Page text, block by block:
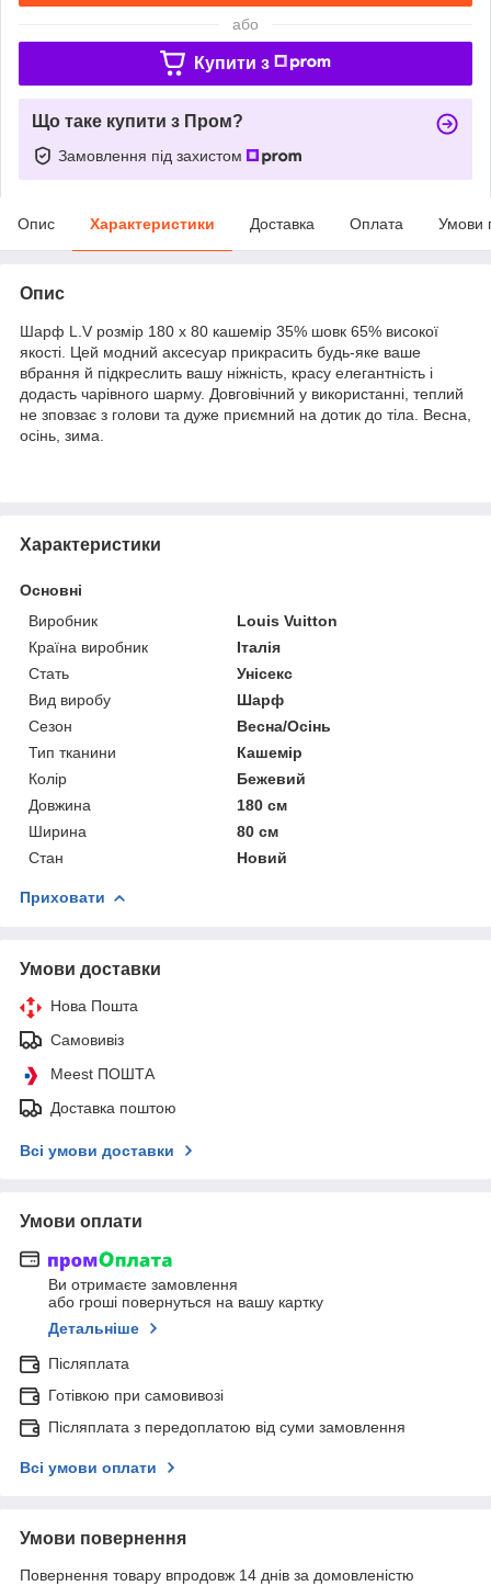
або
Купити з
Що таке купити з Пром?
Замовлення під захистом
Опис Характеристики Доставка Оплата Умови
Опис
Шарф L.V розмір 180 х 80 кашемір 35% шовк 65% високої
якості. Цей модний аксесуар прикрасить будь-яке ваше
вбрання й підкреслить вашу ніжність, красу елегантність і
додасть чарівного шарму. Довговічний у використанні, теплий
не зповзає з голови та дуже приємний на дотик до тіла. Весна,
осінь, зима.
Характеристики
Основні
Виробник
Louis Vuitton
Країна виробник
Італія
Стать
Унісекс
Вид виробу
Шарф
Сезон
Весна/Осінь
Тип тканини
Кашемір
Колір
Бежевий
Довжина
180 см
Ширина
80 см
Стан
Новий
Приховати
Умови доставки
Нова Пошта
Самовивіз
Meest ПОШТА
Доставка поштою
Всі умови доставки
Умови оплати
Ви отримаєте замовлення
або гроші повернуться на вашу картку
Детальніше
Післяплата
Готівкою при самовивозі
Післяплата з передоплатою від суми замовлення
Всі умови оплати
Умови повернення
Повернення товару впродовж 14 днів за домовленістю